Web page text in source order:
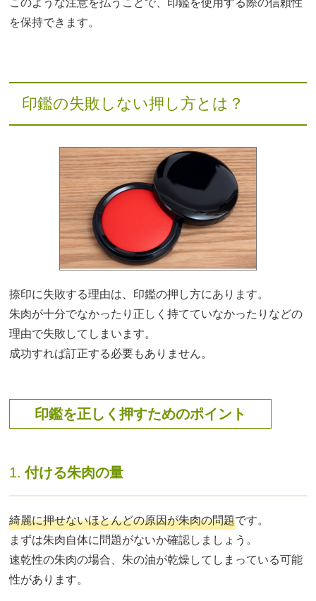
を保持できます。
印鑑の失敗しない押し方とは？
捺印に失敗する理由は、印鑑の押し方にあります。
朱肉が十分でなかったり正しく持てていなかったりなどの
理由で失敗してしまいます。
成功すれば訂正する必要もありません。
印鑑を正しく押すためのポイント
1. 付ける朱肉の量
綺麗に押せないほとんどの原因が朱肉の問題です。
まずは朱肉自体に問題がないか確認しましょう。
速乾性の朱肉の場合、朱の油が乾燥してしまっている可能
性があります。